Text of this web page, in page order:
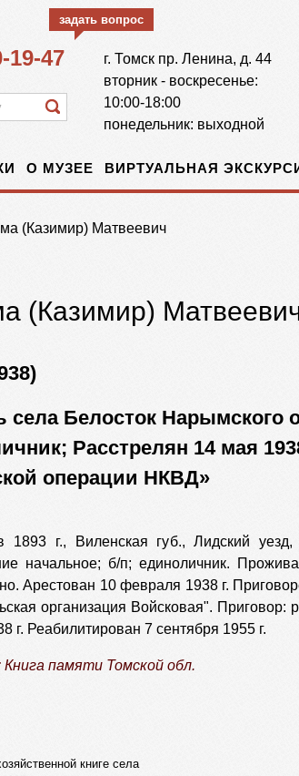
19-47
задать вопрос
О МУЗЕЕ ВИРТУАЛЬНАЯ
г. Томск пр. Ленина, д. 44
вторник - воскресенье:
10:00-18:00
понедельник: выходной
(Казимир) Матвеевич
(Казимир)
села Белосток Нарымского
Расстрелян 14 мая
операции НКВД»
1893 г., Виленская губ., Лидский
начальное; б/п; единоличник.
Арестован 10 февраля 1938 г.
организация Войсковая". Приговор:
г. Реабилитирован 7 сентября 1955 г.
Книга памяти Томской обл.
книге села